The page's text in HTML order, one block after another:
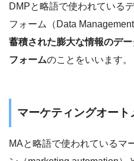
DMPと略語で使われている
フォーム（Data
蓄積された膨大な情報のデ
フォームのことをいいます。
マーケティングオート
MAと略語で使われているマ